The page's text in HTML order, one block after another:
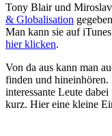
Tony Blair und
& Globalisation
Man kann sie auf
hier klicken.
Von da aus kann man
finden und
interessante Leute
kurz. Hier eine kleine